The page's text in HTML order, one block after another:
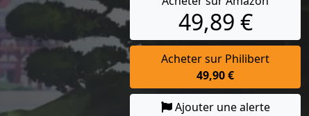
49,89 €
Acheter sur Philibert
49,90 €
Ajouter une alerte